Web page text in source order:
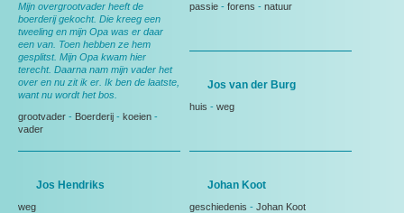
Mijn overgrootvader heeft de
boerderij gekocht. Die kreeg een
tweeling en mijn Opa was er daar
een van. Toen hebben ze hem
gesplitst. Mijn Opa kwam hier
terecht. Daarna nam mijn vader het
over en nu zit ik er. Ik ben de laatste,
want nu wordt het bos.
grootvader - Boerderij - koeien -
vader
passie - forens - natuur
Jos van der Burg
huis - weg
Jos Hendriks
weg
Johan Koot
geschiedenis - Johan Koot